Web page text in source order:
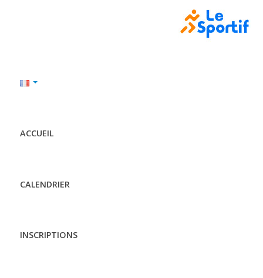
ACCUEIL
CALENDRIER
INSCRIPTIONS